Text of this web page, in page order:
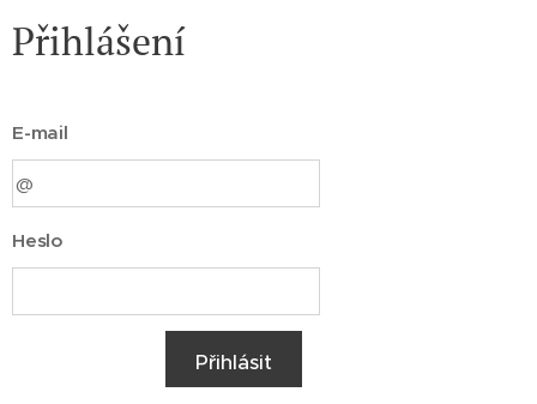
Přihlášení
E-mail
Heslo
Přihlásit